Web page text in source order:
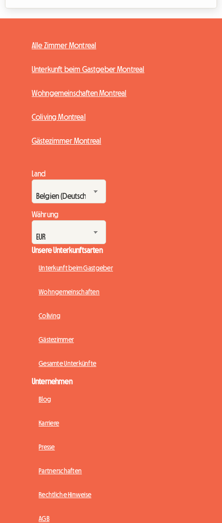
Alle Zimmer Montreal
Unterkunft beim Gastgeber Montreal
Wohngemeinschaften Montreal
Coliving Montreal
Gästezimmer Montreal
Land
Währung
Unsere Unterkunftsarten
Unterkunft beim Gastgeber
Wohngemeinschaften
Coliving
Gästezimmer
Gesamte Unterkünfte
Unternehmen
Blog
Karriere
Presse
Partnerschaften
Rechtliche Hinweise
AGB